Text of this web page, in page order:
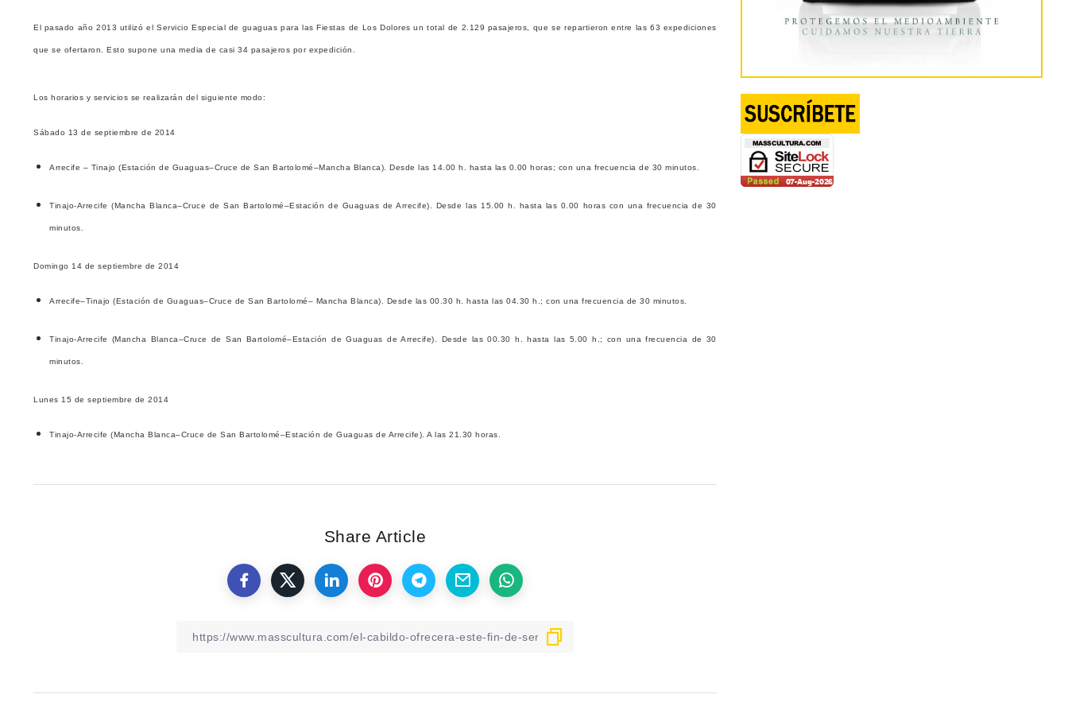
El pasado año 2013 utilizó el Servicio Especial de guaguas para las Fiestas de Los Dolores un total de 2.129 pasajeros, que se repartieron entre las 63 expediciones
que se ofertaron. Esto supone una media de casi 34 pasajeros por expedición.
Los horarios y servicios se realizarán del siguiente modo:
Sábado 13 de septiembre de 2014
Arrecife – Tinajo (Estación de Guaguas–Cruce de San Bartolomé–Mancha Blanca). Desde las 14.00 h. hasta las 0.00 horas; con una frecuencia de 30 minutos.
Tinajo-Arrecife (Mancha Blanca–Cruce de San Bartolomé–Estación de Guaguas de Arrecife). Desde las 15.00 h. hasta las 0.00 horas con una frecuencia de 30
minutos.
Domingo 14 de septiembre de 2014
Arrecife–Tinajo (Estación de Guaguas–Cruce de San Bartolomé– Mancha Blanca). Desde las 00.30 h. hasta las 04.30 h.; con una frecuencia de 30 minutos.
Tinajo-Arrecife (Mancha Blanca–Cruce de San Bartolomé–Estación de Guaguas de Arrecife). Desde las 00.30 h. hasta las 5.00 h.; con una frecuencia de 30
minutos.
Lunes 15 de septiembre de 2014
Tinajo-Arrecife (Mancha Blanca–Cruce de San Bartolomé–Estación de Guaguas de Arrecife). A las 21.30 horas.
Share Article